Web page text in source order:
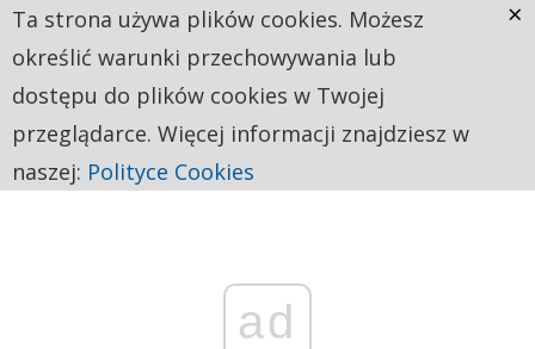
ad
Ta strona używa plików cookies. Możesz
określić warunki przechowywania lub
dostępu do plików cookies w Twojej
przeglądarce. Więcej informacji znajdziesz w
naszej: Polityce Cookies
×